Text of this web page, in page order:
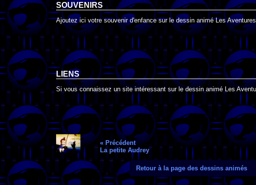
SOUVENIRS
Ajoutez ici votre souvenir d'enfance sur le dessin animé Les
LIENS
Si vous connaissez un site intéressant sur le dessin animé Les
« Précédent
La petite Audrey
Retour à la page des dessins animés